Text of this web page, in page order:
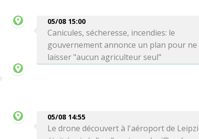
05/08 15:00
Canicules, sécheresse, incendies: le
gouvernement annonce un plan pour ne
laisser "aucun agriculteur seul"
05/08 14:55
Le drone découvert à l'aéroport de